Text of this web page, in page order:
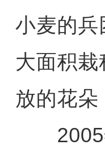
小麦的
大面积栽
放的花
2005